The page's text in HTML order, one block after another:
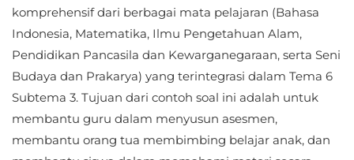
komprehensif dari berbagai mata pelajaran (Bahasa
Indonesia, Matematika, Ilmu Pengetahuan Alam,
Pendidikan Pancasila dan Kewarganegaraan, serta Seni
Budaya dan Prakarya) yang terintegrasi dalam Tema 6
Subtema 3. Tujuan dari contoh soal ini adalah untuk
membantu guru dalam menyusun asesmen,
membantu orang tua membimbing belajar anak, dan